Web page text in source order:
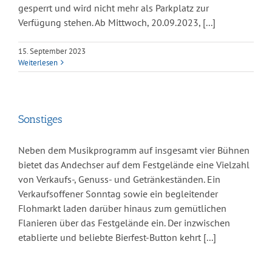
gesperrt und wird nicht mehr als Parkplatz zur
Verfügung stehen. Ab Mittwoch, 20.09.2023, [...]
15. September 2023
Weiterlesen
Sonstiges
Neben dem Musikprogramm auf insgesamt vier Bühnen
bietet das Andechser auf dem Festgelände eine Vielzahl
von Verkaufs-, Genuss- und Getränkeständen. Ein
Verkaufsoffener Sonntag sowie ein begleitender
Flohmarkt laden darüber hinaus zum gemütlichen
Flanieren über das Festgelände ein. Der inzwischen
etablierte und beliebte Bierfest-Button kehrt [...]